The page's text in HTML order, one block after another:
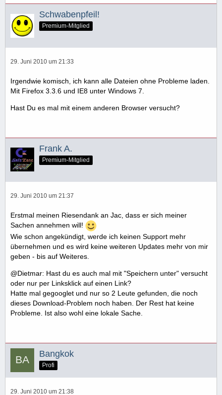
Schwabenpfeil!
Premium-Mitglied
29. Juni 2010 um 21:33
Irgendwie komisch, ich kann alle Dateien ohne Probleme laden.
Mit Firefox 3.3.6 und IE8 unter Windows 7.
Hast Du es mal mit einem anderen Browser versucht?
Frank A.
Premium-Mitglied
29. Juni 2010 um 21:37
Erstmal meinen Riesendank an Jac, dass er sich meiner
Sachen annehmen will!
Wie schon angekündigt, werde ich keinen Support mehr
übernehmen und es wird keine weiteren Updates mehr von mir
geben - bis auf Weiteres.
@Dietmar: Hast du es auch mal mit "Speichern unter" versucht
oder nur per Linksklick auf einen Link?
Hatte mal gegooglet und nur so 2 Leute gefunden, die noch
dieses Download-Problem noch haben. Der Rest hat keine
Probleme. Ist also wohl eine lokale Sache.
Bangkok
Profi
29. Juni 2010 um 21:38